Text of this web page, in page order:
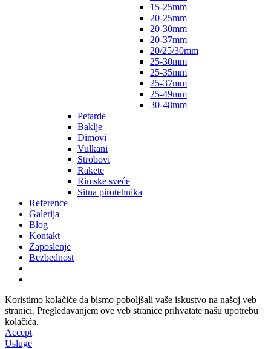
15-25mm
20-25mm
20-30mm
20-37mm
20/25/30mm
25-30mm
25-35mm
25-37mm
25-49mm
30-48mm
Petarde
Baklje
Dimovi
Vulkani
Strobovi
Rakete
Rimske sveće
Sitna pirotehnika
Reference
Galerija
Blog
Kontakt
Zaposlenje
Bezbednost
Koristimo kolačiće da bismo poboljšali vaše iskustvo na našoj veb
stranici. Pregledavanjem ove veb stranice prihvatate našu upotrebu
kolačića.
Accept
Usluge